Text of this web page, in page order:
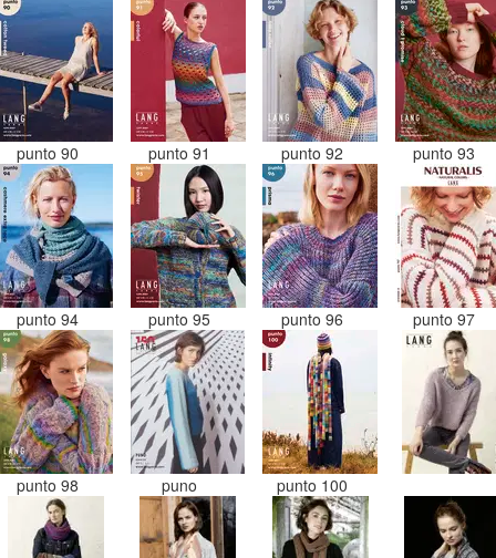
punto 90 punto 91 punto 92 punto 93
punto 94 punto 95 punto 96 punto 97
punto 98 puno punto 100